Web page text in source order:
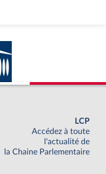
LCP
Accédez à toute
l'actualité de
la Chaine Parlementaire